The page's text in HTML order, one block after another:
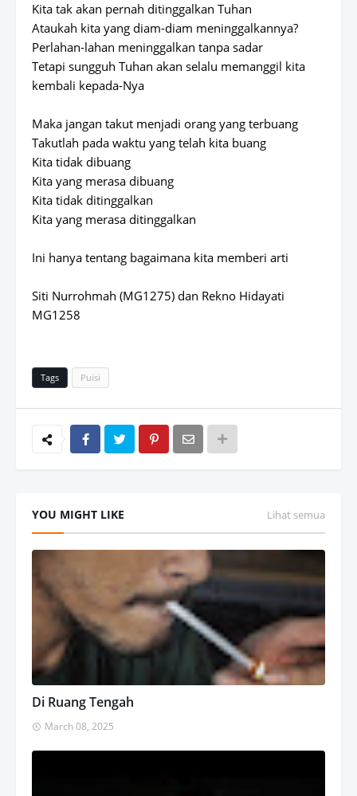
Kita tak akan pernah ditinggalkan Tuhan
Ataukah kita yang diam-diam meninggalkannya?
Perlahan-lahan meninggalkan tanpa sadar
Tetapi sungguh Tuhan akan selalu memanggil kita
kembali kepada-Nya
Maka jangan takut menjadi orang yang terbuang
Takutlah pada waktu yang telah kita buang
Kita tidak dibuang
Kita yang merasa dibuang
Kita tidak ditinggalkan
Kita yang merasa ditinggalkan
Ini hanya tentang bagaimana kita memberi arti
Siti Nurrohmah (MG1275) dan Rekno Hidayati
MG1258
Tags Puisi
YOU MIGHT LIKE Lihat semua
Di Ruang Tengah
March 08, 2025